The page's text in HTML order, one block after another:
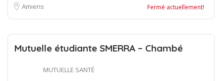
Amiens Fermé actuellement!
Mutuelle étudiante SMERRA – Chambé
MUTUELLE SANTÉ